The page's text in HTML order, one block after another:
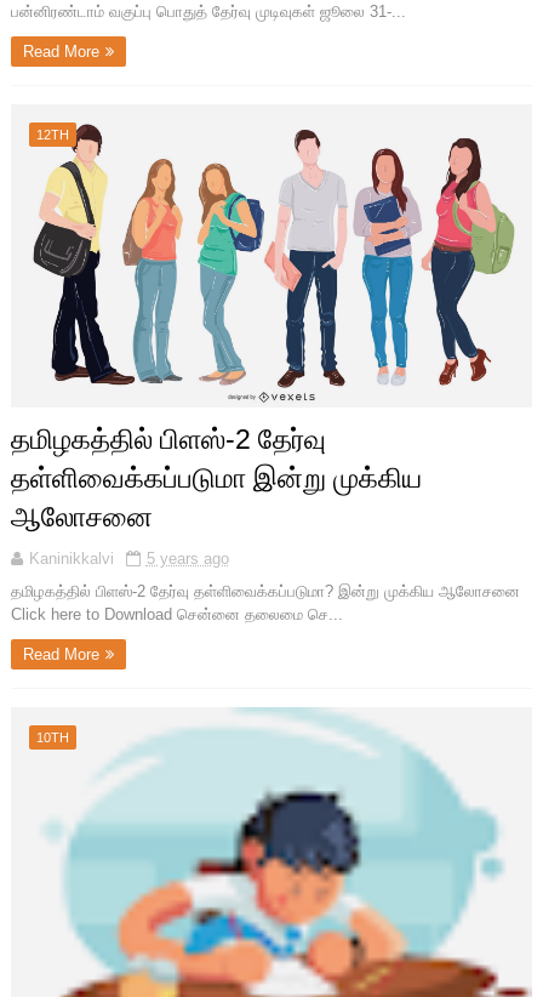
பன்னிரண்டாம் வகுப்பு பொதுத் தேர்வு முடிவுகள் ஜூலை 31-...
Read More
12TH
தமிழகத்தில் பிளஸ்-2 தேர்வு
தள்ளிவைக்கப்படுமா இன்று முக்கிய
ஆலோசனை
Kaninikkalvi
5 years ago
தமிழகத்தில் பிளஸ்-2 தேர்வு தள்ளிவைக்கப்படுமா? இன்று முக்கிய ஆலோசனை
Click here to Download சென்னை தலைமை செ...
Read More
10TH